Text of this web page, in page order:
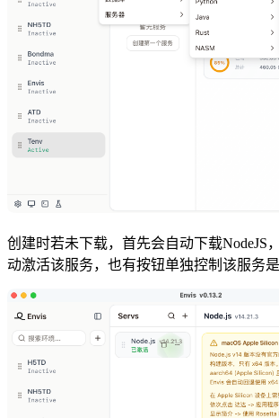
创建时若未下载，首先会自动下载NodeJS
动激活该服务，也有按钮单独控制该服务是